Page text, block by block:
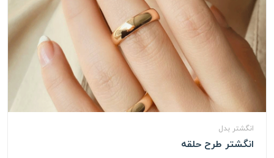
انگشتر بدل
انگشتر طرح حلقه